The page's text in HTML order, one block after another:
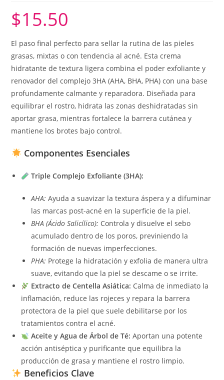
$15.50
El paso final perfecto para sellar la rutina de las pieles
grasas, mixtas o con tendencia al acné. Esta crema
hidratante de textura ligera combina el poder exfoliante y
renovador del complejo 3HA (AHA, BHA, PHA) con una base
profundamente calmante y reparadora. Diseñada para
equilibrar el rostro, hidrata las zonas deshidratadas sin
aportar grasa, mientras fortalece la barrera cutánea y
mantiene los brotes bajo control.
Componentes Esenciales
Triple Complejo Exfoliante (3HA):
AHA: Ayuda a suavizar la textura áspera y a difuminar
las marcas post-acné en la superficie de la piel.
BHA (Ácido Salicílico): Controla y disuelve el sebo
acumulado dentro de los poros, previniendo la
formación de nuevas imperfecciones.
PHA: Protege la hidratación y exfolia de manera ultra
suave, evitando que la piel se descame o se irrite.
Extracto de Centella Asiática: Calma de inmediato la
inflamación, reduce las rojeces y repara la barrera
protectora de la piel que suele debilitarse por los
tratamientos contra el acné.
Aceite y Agua de Árbol de Té: Aportan una potente
acción antiséptica y purificante que equilibra la
producción de grasa y mantiene el rostro limpio.
Beneficios Clave